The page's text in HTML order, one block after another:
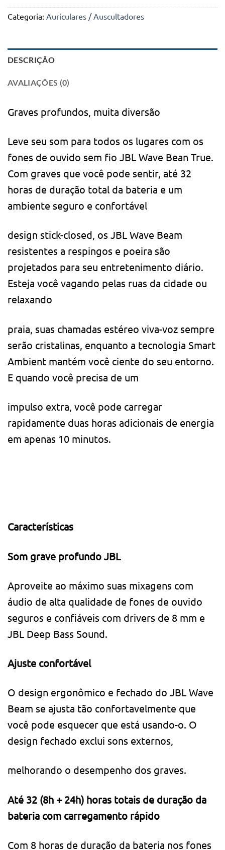
Categoria: Auriculares / Auscultadores
DESCRIÇÃO
AVALIAÇÕES (0)
Graves profundos, muita diversão
Leve seu som para todos os lugares com os
fones de ouvido sem fio JBL Wave Bean True.
Com graves que você pode sentir, até 32
horas de duração total da bateria e um
ambiente seguro e confortável
design stick-closed, os JBL Wave Beam
resistentes a respingos e poeira são
projetados para seu entretenimento diário.
Esteja você vagando pelas ruas da cidade ou
relaxando
praia, suas chamadas estéreo viva-voz sempre
serão cristalinas, enquanto a tecnologia Smart
Ambient mantém você ciente do seu entorno.
E quando você precisa de um
impulso extra, você pode carregar
rapidamente duas horas adicionais de energia
em apenas 10 minutos.
Características
Som grave profundo JBL
Aproveite ao máximo suas mixagens com
áudio de alta qualidade de fones de ouvido
seguros e confiáveis ​​com drivers de 8 mm e
JBL Deep Bass Sound.
Ajuste confortável
O design ergonômico e fechado do JBL Wave
Beam se ajusta tão confortavelmente que
você pode esquecer que está usando-o. O
design fechado exclui sons externos,
melhorando o desempenho dos graves.
Até 32 (8h + 24h) horas totais de duração da
bateria com carregamento rápido
Com 8 horas de duração da bateria nos fones